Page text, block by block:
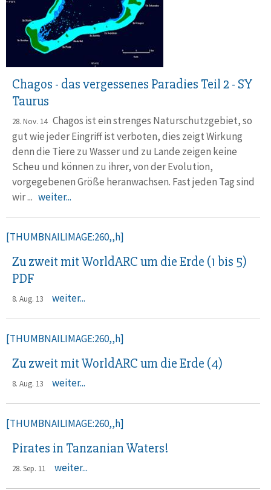
Chagos - das vergessenes Paradies Teil 2 - SY
Taurus
28. Nov. 14Chagos ist ein strenges Naturschutzgebiet, so
gut wie jeder Eingriff ist verboten, dies zeigt Wirkung
denn die Tiere zu Wasser und zu Lande zeigen keine
Scheu und können zu ihrer, von der Evolution,
vorgegebenen Größe heranwachsen. Fast jeden Tag sind
wir ... weiter...
[THUMBNAILIMAGE:260,,h]
Zu zweit mit WorldARC um die Erde (1 bis 5)
PDF
8. Aug. 13 weiter...
[THUMBNAILIMAGE:260,,h]
Zu zweit mit WorldARC um die Erde (4)
8. Aug. 13 weiter...
[THUMBNAILIMAGE:260,,h]
Pirates in Tanzanian Waters!
28. Sep. 11 weiter...